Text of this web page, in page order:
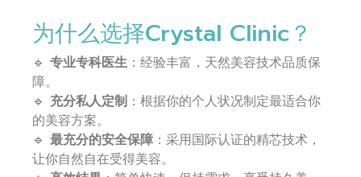
为什么选择Crystal Clinic？
🔹 专业专科医生 ：经验丰富，天然美容技术品质保
障。
🔹 充分私人定制 ：根据你的个人状况制定最适合你
的美容方案。
🔹 最充分的安全保障 ：采用国际认证的精芯技术，
让你自然自在受得美容。